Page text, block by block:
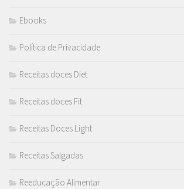
Ebooks
Política de Privacidade
Receitas doces Diet
Receitas doces Fit
Receitas Doces Light
Receitas Salgadas
Reeducação Alimentar